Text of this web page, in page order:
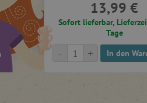
13,99 €
Sofort lieferbar,
Tage
+
- In den